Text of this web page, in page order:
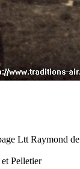
Ltt Raymond de
Pelletier